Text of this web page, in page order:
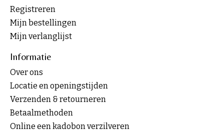
Registreren
Mijn bestellingen
Mijn verlanglijst
Informatie
Over ons
Locatie en openingstijden
Verzenden & retourneren
Betaalmethoden
Online een kadobon verzilveren